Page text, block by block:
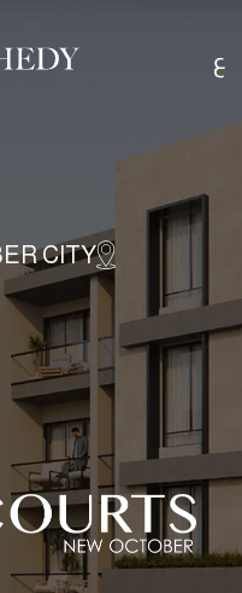
ع
CITY